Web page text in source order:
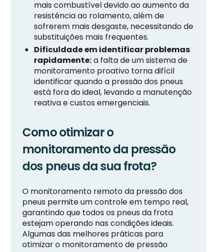
mais combustível devido ao aumento da
resistência ao rolamento, além de
sofrerem mais desgaste, necessitando de
substituições mais frequentes.
Dificuldade em identificar problemas
rapidamente:a falta de um sistema de
monitoramento proativo torna difícil
identificar quando a pressão dos pneus
está fora do ideal, levando a manutenção
reativa e custos emergenciais.
Como otimizar o
monitoramento da pressão
dos pneus da sua frota?
O monitoramento remoto da pressão dos
pneus permite um controle em tempo real,
garantindo que todos os pneus da frota
estejam operando nas condições ideais.
Algumas das melhores práticas para
otimizar o monitoramento de pressão